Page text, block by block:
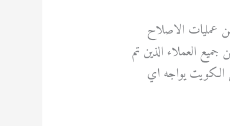
عمليات الاصلاح
العملاء الذين تم
يواجه اي